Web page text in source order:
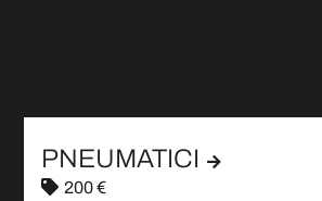
PNEUMATICI
200 €